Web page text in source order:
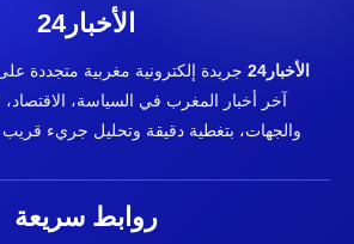
الأخبار24
الأخبار24
جريدة إلكترونية مغربية متجددة
آخر أخبار المغرب في السياسة، الاقتصاد،
والجهات، بتغطية دقيقة وتحليل جريء
روابط سريعة